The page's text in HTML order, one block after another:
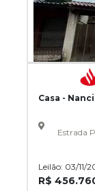
Casa -
Estrada
Leilão: 03/11/
R$